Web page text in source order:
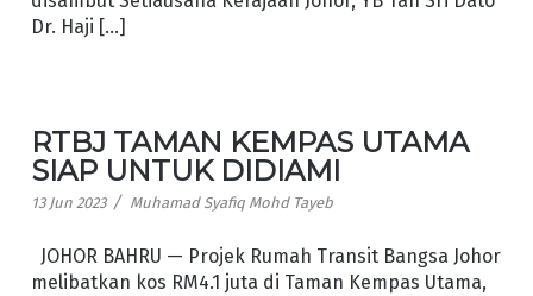
Dr. Haji […]
RTBJ TAMAN KEMPAS UTAMA
SIAP UNTUK DIDIAMI
13 Jun 2023 / Muhamad Syafiq Mohd Tayeb
JOHOR BAHRU — Projek Rumah Transit Bangsa Johor
melibatkan kos RM4.1 juta di Taman Kempas Utama,